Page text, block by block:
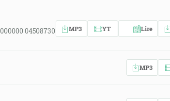
04508730
MP3 YT Lire
MP3